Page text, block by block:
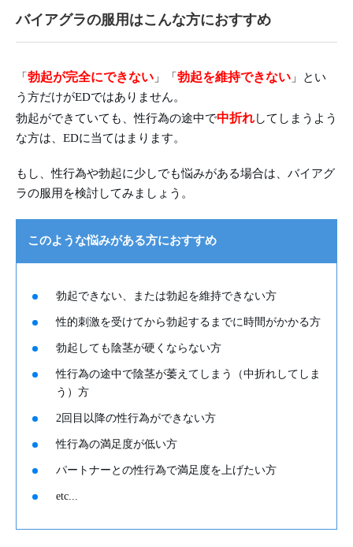
バイアグラの服用はこんな方におすすめ
「 勃起が完全にできない 」「 勃起を維持できない 」とい
う方だけがEDではありません。
勃起ができていても、性行為の途中で中折れしてしまうよう
な方は、EDに当てはまります。
もし、性行為や勃起に少しでも悩みがある場合は、バイアグ
ラの服用を検討してみましょう。
このような悩みがある方におすすめ
勃起できない、または勃起を維持できない方
性的刺激を受けてから勃起するまでに時間がかかる方
勃起しても陰茎が硬くならない方
性行為の途中で陰茎が萎えてしまう（中折れしてしま
う）方
2回目以降の性行為ができない方
性行為の満足度が低い方
パートナーとの性行為で満足度を上げたい方
etc...